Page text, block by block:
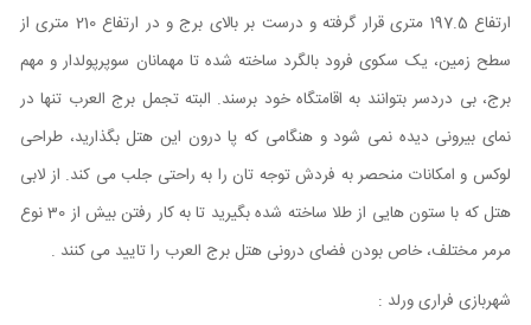
ارتفاع
197.5 متری قرار گرفته و درست بر بالای برج و در ارتفاع 210 متری از
سطح زمین، یک سکوی فرود بالگرد ساخته شده تا مهمانان سوپرپولدار و مهم
برج، بی دردسر بتوانند به اقامتگاه خود برسند. البته تجمل برج العرب تنها در
نمای بیرونی دیده نمی شود و هنگامی که پا درون این هتل بگذارید، طراحی
لوکس و امکانات منحصر به فردش توجه تان را به راحتی جلب می کند. از لابی
هتل که با ستون هایی از طلا ساخته شده بگیرید تا به کار رفتن بیش از 30 نوع
مرمر مختلف، خاص بودن فضای درونی هتل برج العرب را تایید می کنند .
شهربازی فراری ورلد :